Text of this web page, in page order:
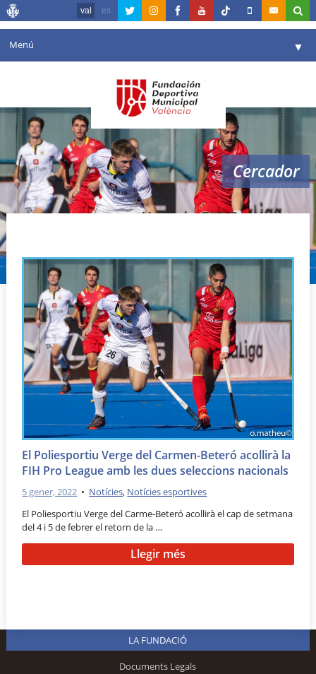
val es
Menú ▼
Agenda
Instal·lacions
Comunicació ▼
València en esport
Reserves
Cercador
Horario FIH Pro League
El Poliesportiu Verge del Carmen-Beteró acollirà la
FIH Pro League amb les dues seleccions nacionals
5 gener, 2022 • Notícies, Notícies esportives
El Poliesportiu Verge del Carme-Beteró acollirà el cap de setmana
del 4 i 5 de febrer el retorn de la …
Llegir més
LA FUNDACIÓ
Documents Legals